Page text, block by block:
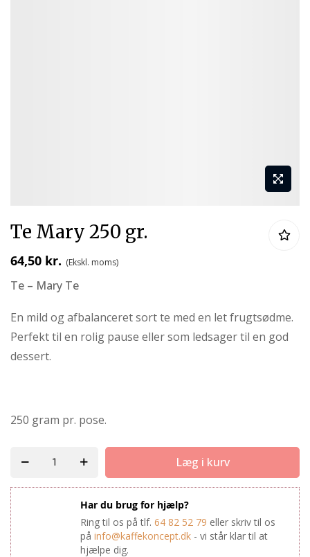
til
starten
billedgalleriet
Te Mary 250 gr.
64,50 kr.
Te – Mary Te
En mild og afbalanceret sort te med en let frugtsødme.
Perfekt til en rolig pause eller som ledsager til en god
dessert.
250 gram pr. pose.
Læg i kurv
Har du brug for hjælp?
Ring til os på tlf. 64 82 52 79 eller skriv til os
på info@kaffekoncept.dk - vi står klar til at
hjælpe dig.